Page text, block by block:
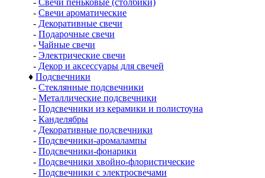
- Свечи пеньковые (столбики)
- Свечи ароматические
- Декоративные свечи
- Подарочные свечи
- Чайные свечи
- Электрические свечи
- Декор и аксессуары для свечей
♦ Подсвечники
- Стеклянные подсвечники
- Металлические подсвечники
- Подсвечники из керамики и полистоуна
- Канделябры
- Декоративные подсвечники
- Подсвечники-аромалампы
- Подсвечники-фонарики
- Подсвечники хвойно-флористические
- Подсвечники с электросвечами